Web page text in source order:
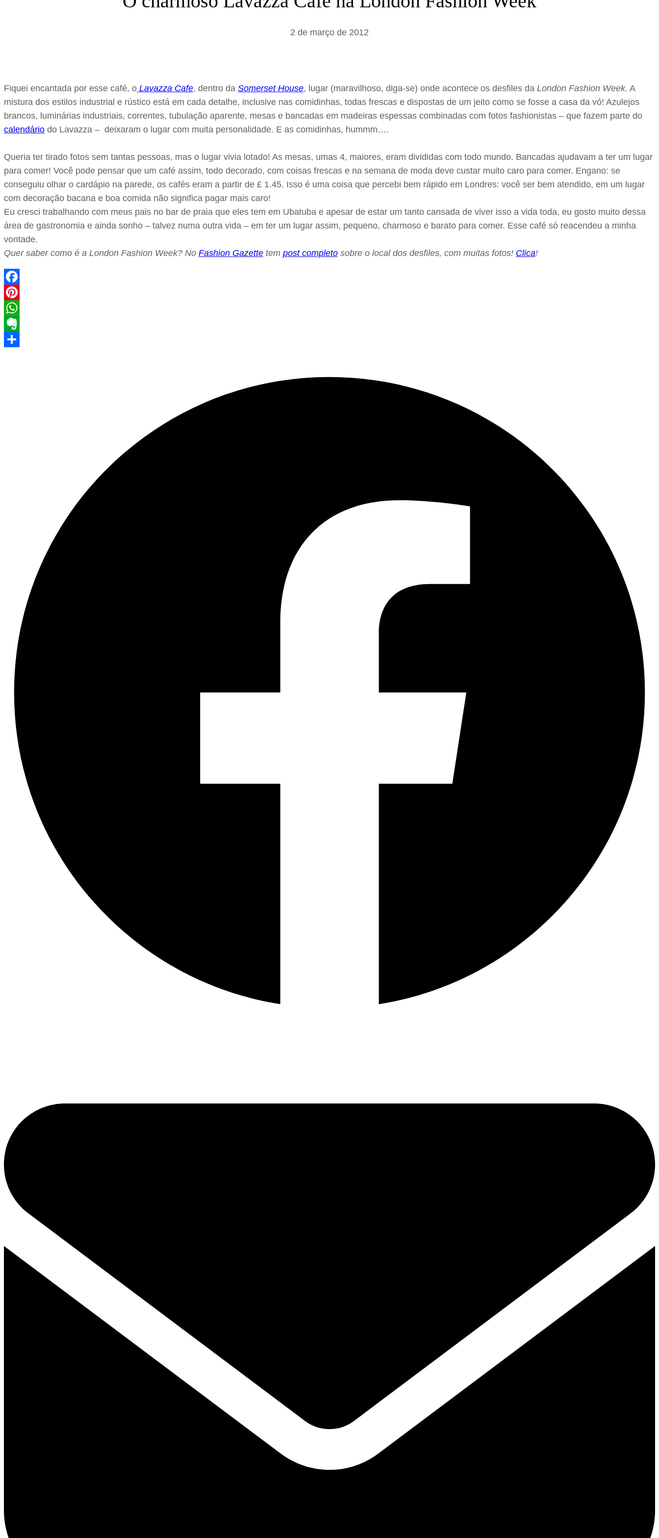
a
2 de março de 2012
Fiquei encantada por esse café, o Lavazza Cafe, dentro da Somerset House, lugar (maravilhoso, diga-se) onde acontece os desfiles da London Fashion Week. A
mistura dos estilos industrial e rústico está em cada detalhe, inclusive nas comidinhas, todas frescas e dispostas de um jeito como se fosse a casa da vó! Azulejos
brancos, luminárias industriais, correntes, tubulação aparente, mesas e bancadas em madeiras espessas combinadas com fotos fashionistas – que fazem parte do
calendário do Lavazza – deixaram o lugar com muita personalidade. E as comidinhas, hummm….
Queria ter tirado fotos sem tantas pessoas, mas o lugar vivia lotado! As mesas, umas 4, maiores, eram divididas com todo mundo. Bancadas ajudavam a ter um lugar
para comer! Você pode pensar que um café assim, todo decorado, com coisas frescas e na semana de moda deve custar muito caro para comer. Engano: se
conseguiu olhar o cardápio na parede, os cafés eram a partir de £ 1.45. Isso é uma coisa que percebi bem rápido em Londres: você ser bem atendido, em um lugar
com decoração bacana e boa comida não significa pagar mais caro!
Eu cresci trabalhando com meus pais no bar de praia que eles tem em Ubatuba e apesar de estar um tanto cansada de viver isso a vida toda, eu gosto muito dessa
área de gastronomia e ainda sonho – talvez numa outra vida – em ter um lugar assim, pequeno, charmoso e barato para comer. Esse café só reacendeu a minha
vontade.
Quer saber como é a London Fashion Week? No Fashion Gazette tem post completo sobre o local dos desfiles, com muitas fotos! Clica!
Facebook
Pinterest
WhatsApp
Evernote